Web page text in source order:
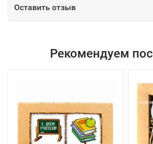
Оставить отзыв
Рекомендуем